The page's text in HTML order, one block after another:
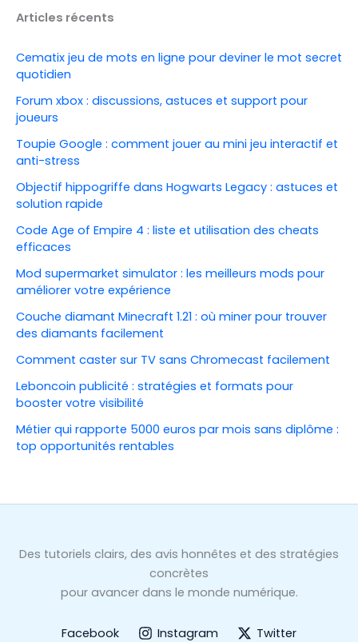
Articles récents
Cematix jeu de mots en ligne pour deviner le mot secret
quotidien
Forum xbox : discussions, astuces et support pour
joueurs
Toupie Google : comment jouer au mini jeu interactif et
anti-stress
Objectif hippogriffe dans Hogwarts Legacy : astuces et
solution rapide
Code Age of Empire 4 : liste et utilisation des cheats
efficaces
Mod supermarket simulator : les meilleurs mods pour
améliorer votre expérience
Couche diamant Minecraft 1.21 : où miner pour trouver
des diamants facilement
Comment caster sur TV sans Chromecast facilement
Leboncoin publicité : stratégies et formats pour
booster votre visibilité
Métier qui rapporte 5000 euros par mois sans diplôme :
top opportunités rentables
Des tutoriels clairs, des avis honnêtes et des stratégies
concrètes
pour avancer dans le monde numérique.
Facebook Instagram
Twitter